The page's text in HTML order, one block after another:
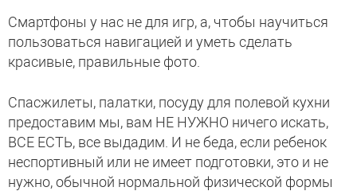
Смартфоны у нас не для игр, а, чтобы научиться
пользоваться навигацией и уметь сделать
красивые, правильные фото.
Спасжилеты, палатки, посуду для полевой кухни
предоставим мы, вам НЕ НУЖНО ничего искать,
ВСЕ ЕСТЬ, все выдадим. И не беда, если ребенок
неспортивный или не имеет подготовки, это и не
нужно, обычной нормальной физической формы